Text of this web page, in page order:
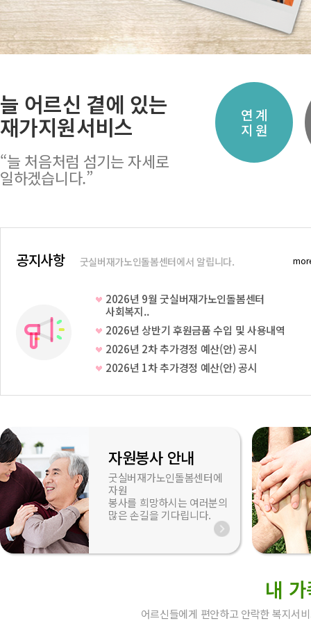
늘 어르신 곁에 있는
재가지원서비스
“늘 처음처럼 섬기는 자세로
일하겠습니다.”
여가활동
지원
지역사회
연 계
지 원
공지사항 굿실버재가노인돌봄센터에서 알립니다.
2026년 9월 굿실버재가노인돌봄센터
사회복지..
2026년 상반기 후원금품 수입 및 사용내역
2026년 2차 추가경정 예산(안) 공시
2026년 1차 추가경정 예산(안) 공시
자원봉사 안내
굿실버재가노인돌봄센터에
자원
봉사를 희망하시는 여러분의
많은 손길을 기다립니다.
내
어르신들에게 편안하고 안락한 복지서